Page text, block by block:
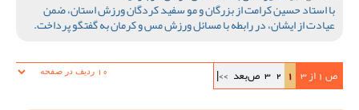
با استاد حسین کرامت از بزرگان و مو سفید کردگان ورزش استان، ضمن
عیادت از ایشان، در رابطه با مسائل ورزش مس و کرمان به گفتگو پرداخت.
ص 1 از 3 1
2
3 ص‌بعد >>|